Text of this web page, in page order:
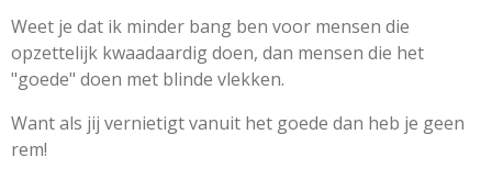
Weet je dat ik minder bang ben voor mensen die
opzettelijk kwaadaardig doen, dan mensen die het
"goede" doen met blinde vlekken.
Want als jij vernietigt vanuit het goede dan heb je geen
rem!